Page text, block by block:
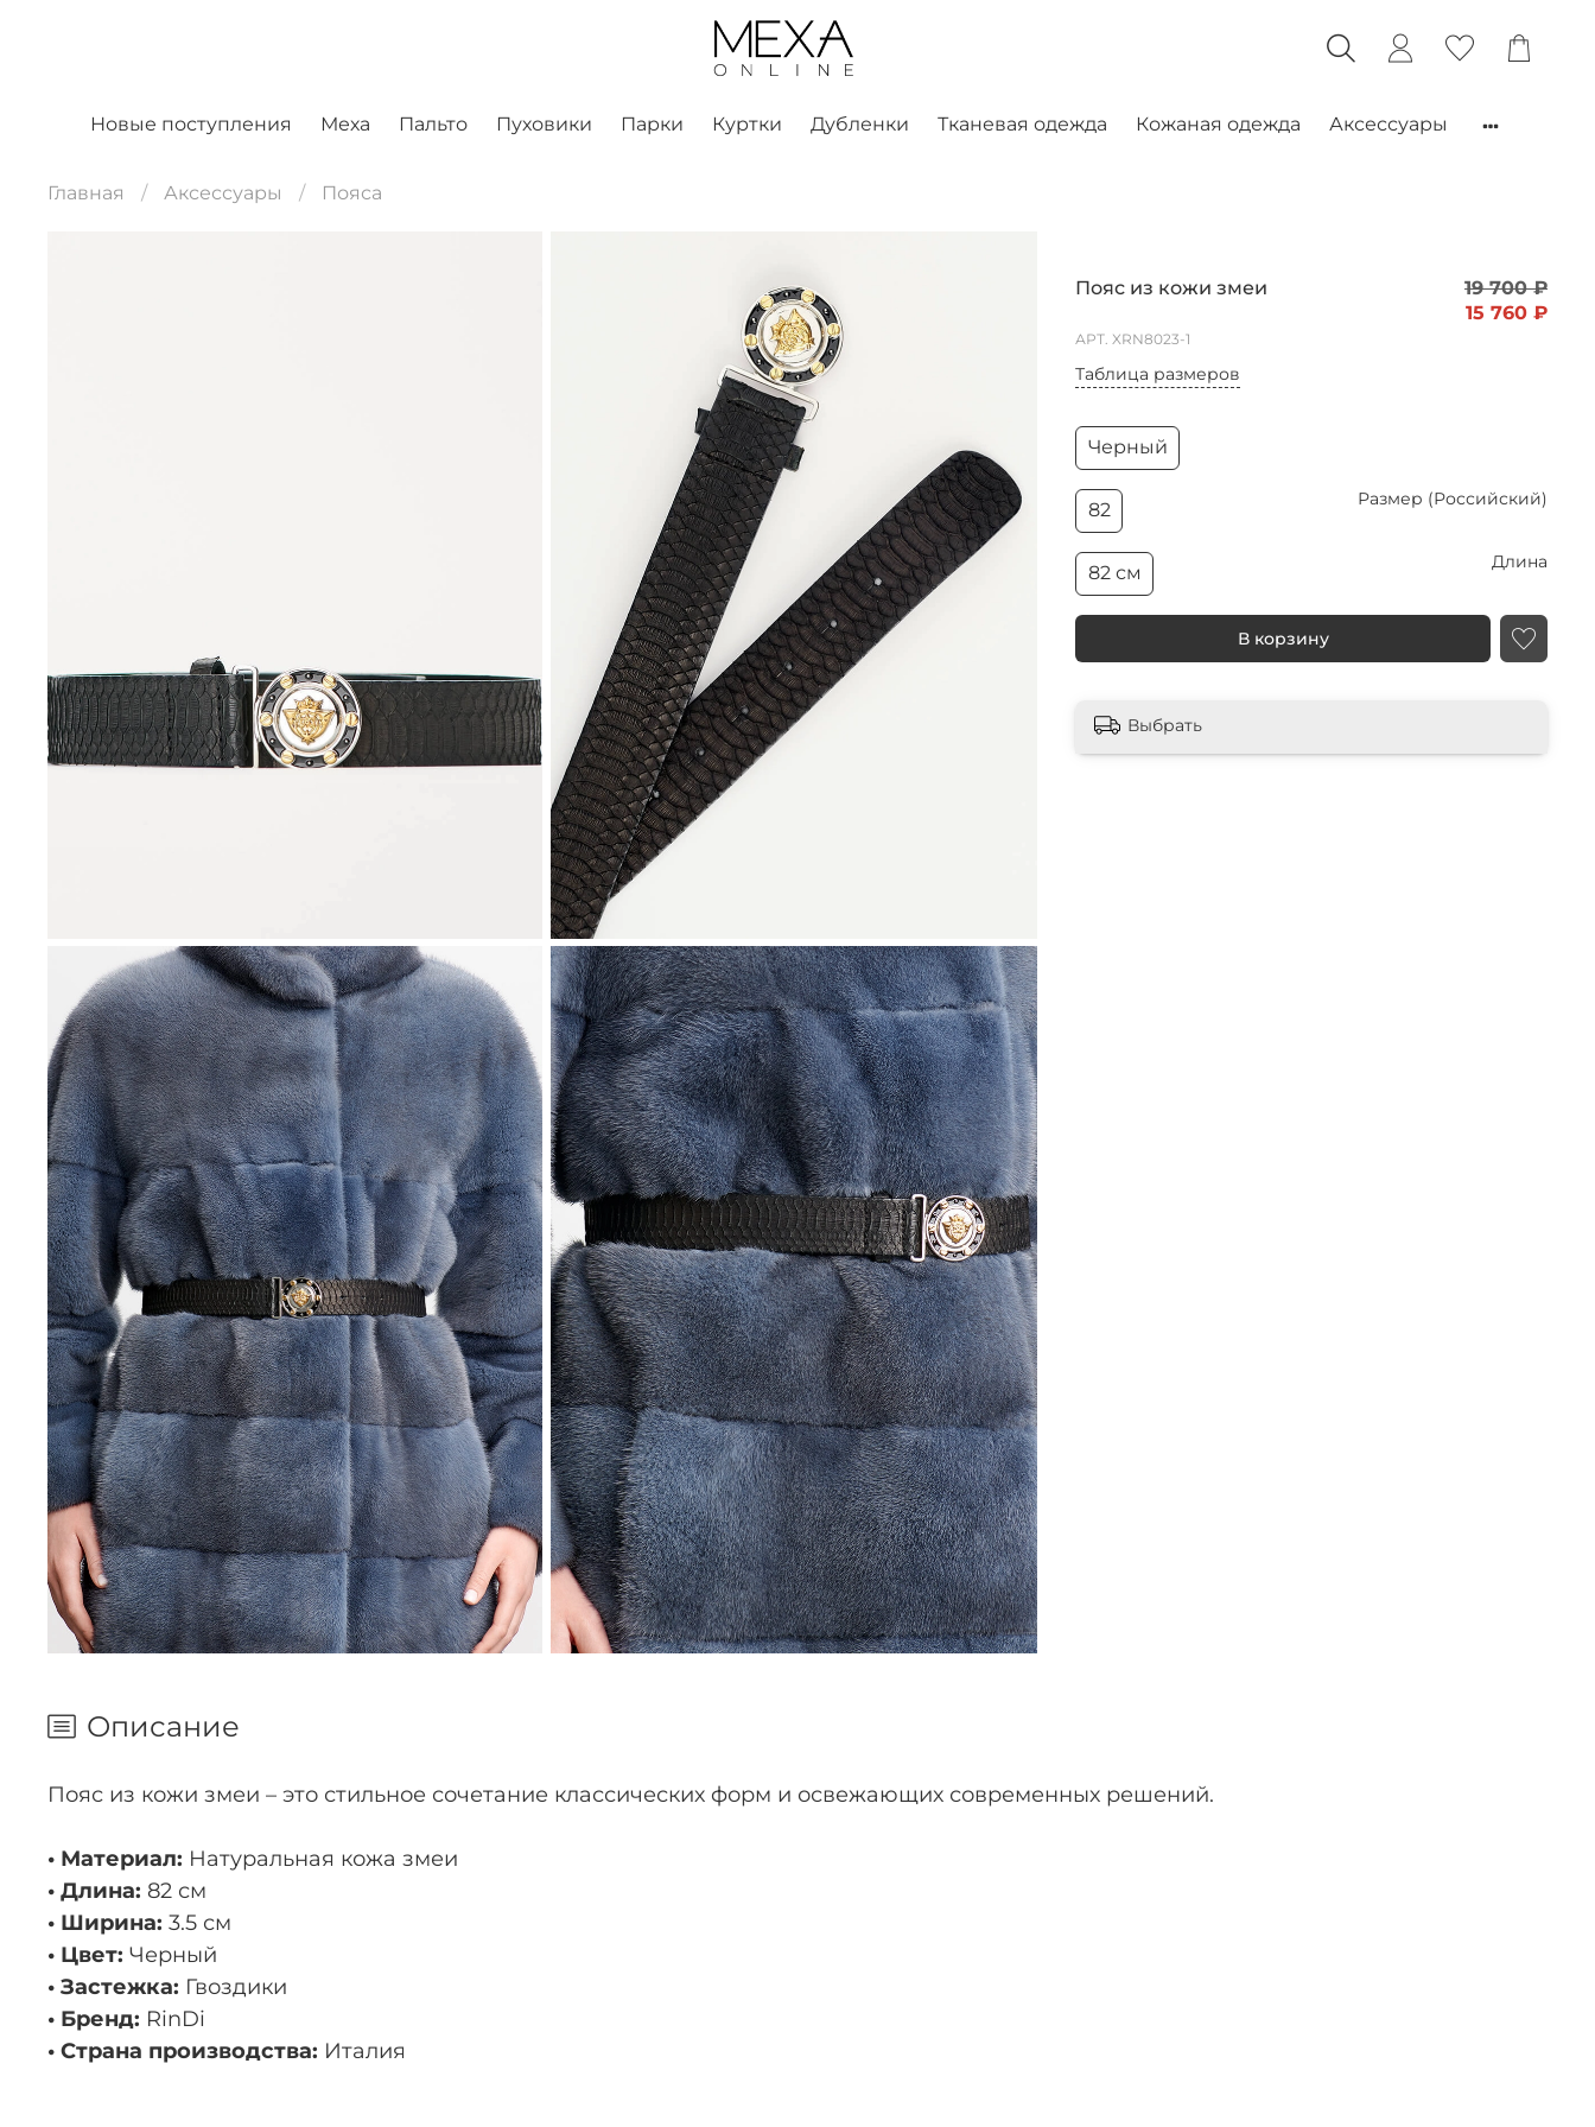
Новые поступления Меха Пальто Пуховики Парки Куртки Дубленки Тканевая одежда Кожаная одежда Аксессуары
Главная Аксессуары Пояса
Пояс из кожи змеи
19 700 ₽
15 760 ₽
АРТ. XRN8023-1
Таблица размеров
В корзину
Черный
Размер (Российский)
82
Длина
82 см
Выбрать
Описание
Пояс из кожи змеи – это стильное сочетание классических форм и освежающих современных решений.
• Материал: Натуральная кожа змеи
• Длина: 82 см
• Ширина: 3.5 см
• Цвет: Черный
• Застежка: Гвоздики
• Бренд: RinDi
• Страна производства: Италия